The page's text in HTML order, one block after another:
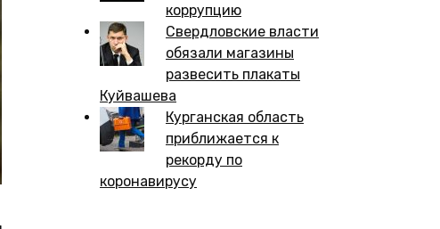
коррупцию
Свердловские власти
обязали магазины
развесить плакаты
Куйвашева
Курганская область
приближается к
рекорду по
коронавирусу